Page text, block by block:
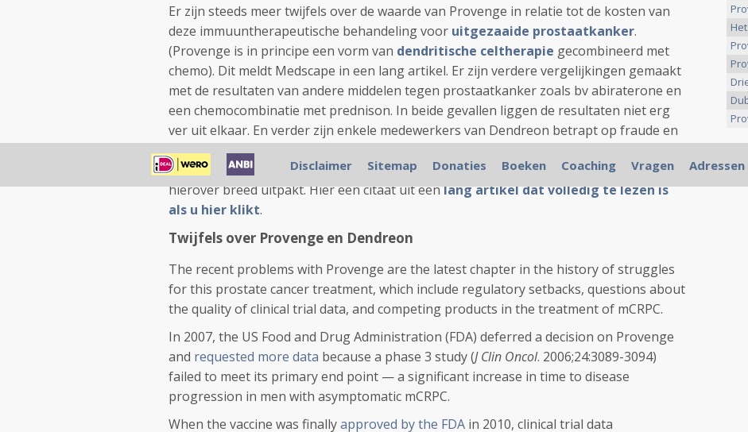
Er zijn steeds meer twijfels over de waarde van Provenge in relatie tot de kosten van
deze immuuntherapeutische behandeling voor uitgezaaide prostaatkanker.
(Provenge is in principe een vorm van dendritische celtherapie gecombineerd met
chemo). Dit meldt Medscape in een lang artikel. Er zijn verdere vergelijkingen gemaakt
met de resultaten van andere middelen tegen prostaatkanker zoals bv abiraterone en
een chemocombinatie met prednison. In beide gevallen liggen de resultaten niet erg
ver uit elkaar. En verder zijn enkele medewerkers van Dendreon betrapt op fraude en
oplichting en is Dendreon, het moederbedrijf van Provenge, hiermee in opspraak
gekomen. Of dit allemaal waar is weet ik ook niet. Het is wel opvallend dat Medscape
hierover breed uitpakt. Hier een citaat uit eenlang artikel dat volledig te lezen is
als u hier klikt.
Twijfels over Provenge en Dendreon
The recent problems with Provenge are the latest chapter in the history of struggles
for this prostate cancer treatment, which include regulatory setbacks, questions about
the quality of clinical trial data, and competing products in the treatment of mCRPC.
In 2007, the US Food and Drug Administration (FDA) deferred a decision on Provenge
and requested more data because a phase 3 study (J Clin Oncol. 2006;24:3089-3094)
failed to meet its primary end point — a significant increase in time to disease
progression in men with asymptomatic mCRPC.
When the vaccine was finallyapproved by the FDA in 2010, clinical trial data
>>
Disclaimer Sitemap Donaties Boeken Coaching Vragen Adressen